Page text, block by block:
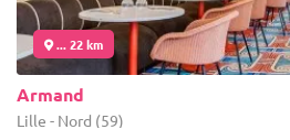
... 22 km
Armand
Lille - Nord (59)